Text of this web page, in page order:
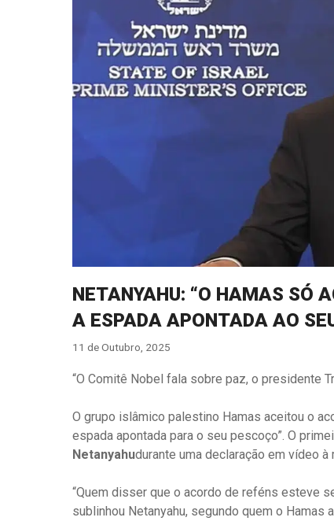
NETANYAHU: “O HAMAS SÓ
A ESPADA APONTADA AO
11 de Outubro, 2025
“O Comitê Nobel fala sobre paz, o presidente
O grupo islâmico palestino Hamas aceitou o
espada apontada para o seu pescoço”. O
Netanyahudurante uma declaração em vídeo à
“Quem disser que o acordo de reféns esteve
sublinhou Netanyahu, segundo quem o